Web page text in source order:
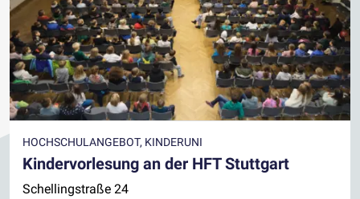
HOCHSCHULANGEBOT, KINDERUNI
Kindervorlesung an der HFT Stuttgart
Schellingstraße 24